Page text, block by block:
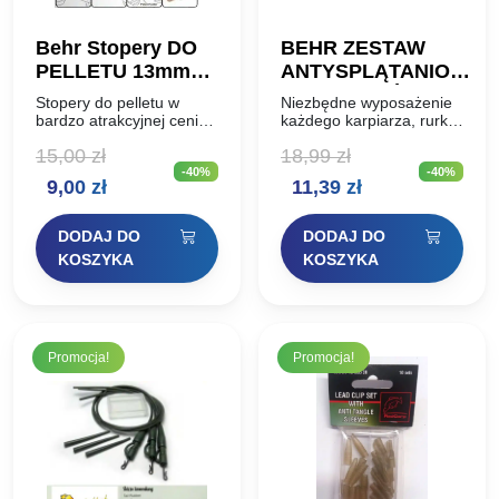
Behr Stopery DO
PELLETU 13mm
DO 27mm 100szt
Stopery do pelletu w
bardzo atrakcyjnej cenie,
74szt 13mm i 26szt
profesjonalnych
maskującym kolorze,
nowość znanej firmy…
15,00zł
Pierwotna
cena
wynosiła:
15,00 zł.
9,00 złAktualna
cena
wynosi:
9,00 zł.
-40%
DODAJ DO
KOSZYKA
BEHR ZESTAW
ANTYSPLĄTANIOWY
KRĘTLIK KÓŁKO
Niezbędne wyposażenie
każdego karpiarza, rurka
dodatkiem wolframu
przez to idealnie przylega
do dna i szybko tonie,
18,99zł
Pierwotna
cena
wynosiła:
18,99 zł.
11,39 złAktualna
cena
wynosi:
11,39 zł.
-40%
DODAJ DO
KOSZYKA
Promocja! Promocja!